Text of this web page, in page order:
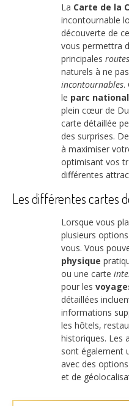
La Carte de la
incontournable
découverte de
vous permettra
principales
naturels à ne
incontournables.
le parc
plein cœur de
carte détaillée
des surprises.
à maximiser
optimisant vos
différentes
Les différentes cartes
Lorsque vous
plusieurs
vous. Vous
physique
ou une carte
pour les
détaillées
informations
les hôtels,
historiques. Les
sont également
avec des
et de